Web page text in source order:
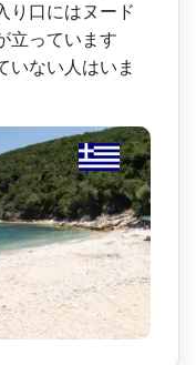
り­口にはヌード
立って­います
いない人はい­ま